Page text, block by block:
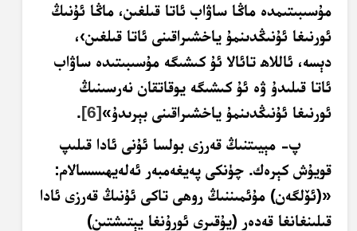
مۇسىبىتىمدە ماڭا ساۋاب ئاتا قىلغىن، ماڭا ئۇنىڭ
ئورنىغا ئۇنىڭدىنمۇ ياخشىراقىنى ئاتا قىلغىن›،
دېسە، ئاللاھ تائالا ئۇ كىشىگە مۇسىبىتىدە ساۋاب
ئاتا قىلىدۇ ۋە ئۇ كىشىگە يوقاتقان نەرسىنىڭ
ئورنىغا ئۇنىڭدىنمۇ ياخشىراقىنى بېرىدۇ»[6]
.
پ- مېيىتنىڭ قەرزى بولسا ئۇنى ئادا قىلىپ
قويۇش كېرەك. چۈنكى پەيغەمبەر ئەلەيھىسسالام:
«(ئۆلگەن) مۇئمىننىڭ روھى تاكى ئۇنىڭ قەرزى ئادا
قىلىنغانغا قەدەر (يۇقىرى ئورۇنغا يېتىشتىن)